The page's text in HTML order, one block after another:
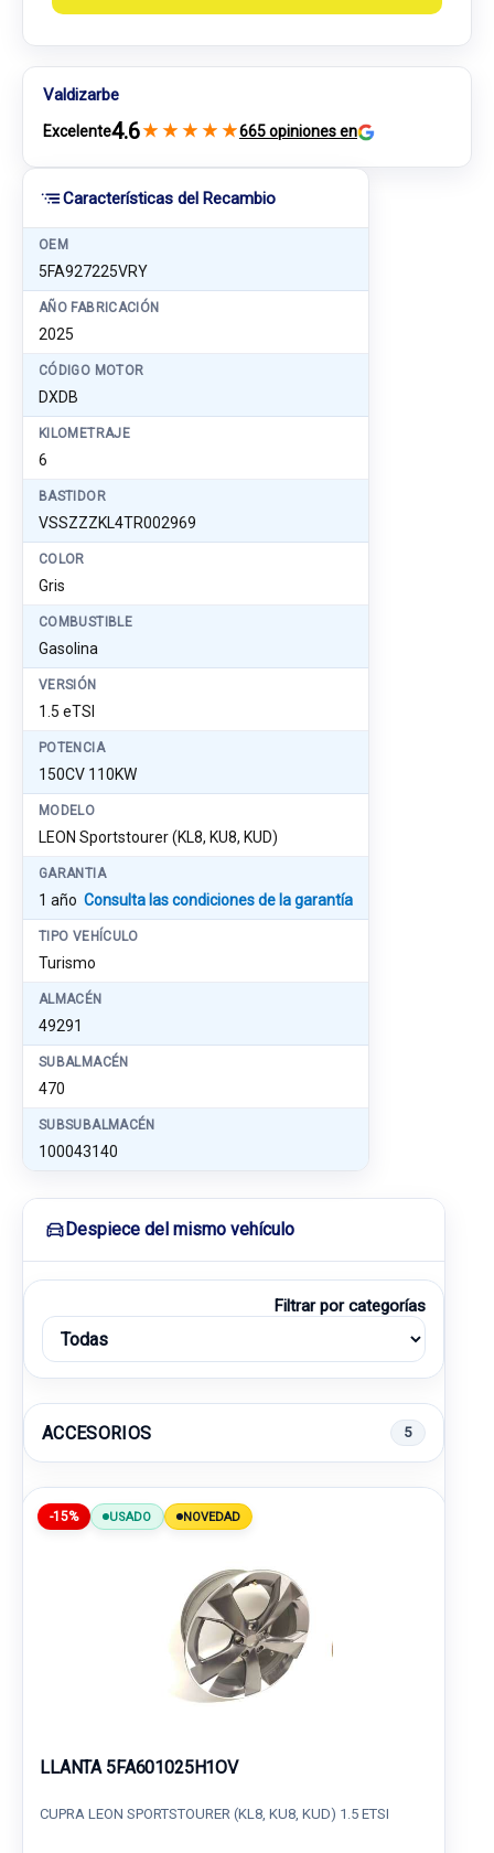
Características del Recambio
OEM
5FA927225VRY
AÑO FABRICACIÓN
2025
CÓDIGO MOTOR
DXDB
KILOMETRAJE
6
BASTIDOR
VSSZZZKL4TR002969
COLOR
Gris
COMBUSTIBLE
Gasolina
VERSIÓN
1.5 eTSI
POTENCIA
150CV 110KW
MODELO
LEON Sportstourer (KL8, KU8, KUD)
GARANTIA
1 año Consulta las condiciones de la garantía
TIPO VEHÍCULO
Turismo
ALMACÉN
49291
SUBALMACÉN
470
SUBSUBALMACÉN
100043140
Valdizarbe
Excelente4.6★ ★ ★ ★ ★665 opiniones en
Despiece del mismo vehículo
Filtrar por categorías
ACCESORIOS 5
-15% USADO NOVEDAD
LLANTA 5FA601025H1OV
CUPRA LEON SPORTSTOURER (KL8, KU8, KUD) 1.5 ETSI